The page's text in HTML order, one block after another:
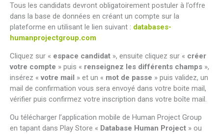
Tous les candidats devront obligatoirement postuler à l’offre
dans la base de données en créant un compte sur la
plateforme en utilisant le lien suivant : databases-
humanprojectgroup.com
Cliquez sur « espace candidat », ensuite cliquez sur « créer
votre compte » puis « renseignez les différents champs »,
insérez « votre mail » et un « mot de passe » puis validez, un
mail de confirmation vous sera envoyé dans votre boite mail,
vérifier puis confirmez votre inscription dans votre boîte mail.
Ou télécharger l’application mobile de Human Project Group
en tapant dans Play Store « Database Human Project » ou